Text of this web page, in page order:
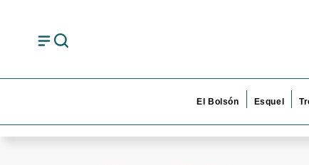
El Bolsón Esquel